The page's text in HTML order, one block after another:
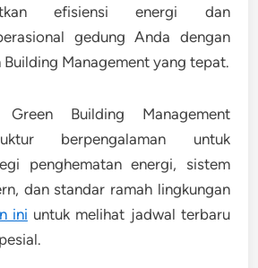
efisiensi energi dan
gedung Anda dengan
Building Management yang tepat.
Building Management
berpengalaman untuk
penghematan energi, sistem
dan standar ramah lingkungan
ini untuk melihat jadwal terbaru